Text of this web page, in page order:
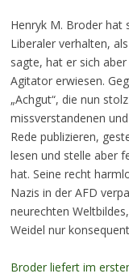
Henryk M. Broder hat
Liberaler verhalten,
sagte, hat er sich
Agitator erwiesen.
„Achgut“, die nun
missverstandenen
Rede publizieren,
lesen und stelle aber
hat. Seine recht
Nazis in der AFD
neurechten
Weidel nur
Broder liefert im